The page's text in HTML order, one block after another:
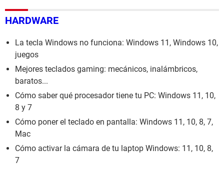
HARDWARE
La tecla Windows no funciona: Windows 11, Windows 10,
juegos
Mejores teclados gaming: mecánicos, inalámbricos,
baratos...
Cómo saber qué procesador tiene tu PC: Windows 11, 10,
8 y 7
Cómo poner el teclado en pantalla: Windows 11, 10, 8, 7,
Mac
Cómo activar la cámara de tu laptop Windows: 11, 10, 8,
7